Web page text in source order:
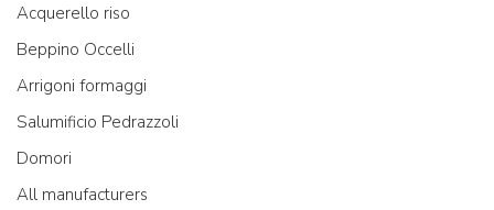
Acquerello riso
Beppino Occelli
Arrigoni formaggi
Salumificio Pedrazzoli
Domori
All manufacturers